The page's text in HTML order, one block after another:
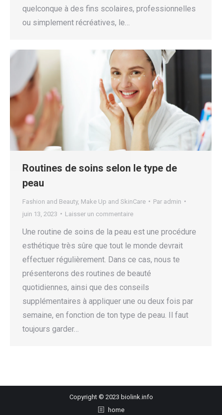
quelconque à des fins scolaires, professionnelles
ou simplement récréatives, le…
Routines de soins selon le type de
peau
Fashion and Beauty, Make Up and SkinCare Par admin
juin 13, 2023
Laisser un commentaire
Une routine de soins de la peau est une procédure
esthétique très sûre que tout le monde devrait
effectuer régulièrement. Dans ce cas, nous te
présenterons des routines de beauté
quotidiennes, ainsi que des conseils
supplémentaires à appliquer une ou deux fois par
semaine, en fonction de ton type de peau. Il faut
toujours garder…
Copyright © 2023 biolink.info
home